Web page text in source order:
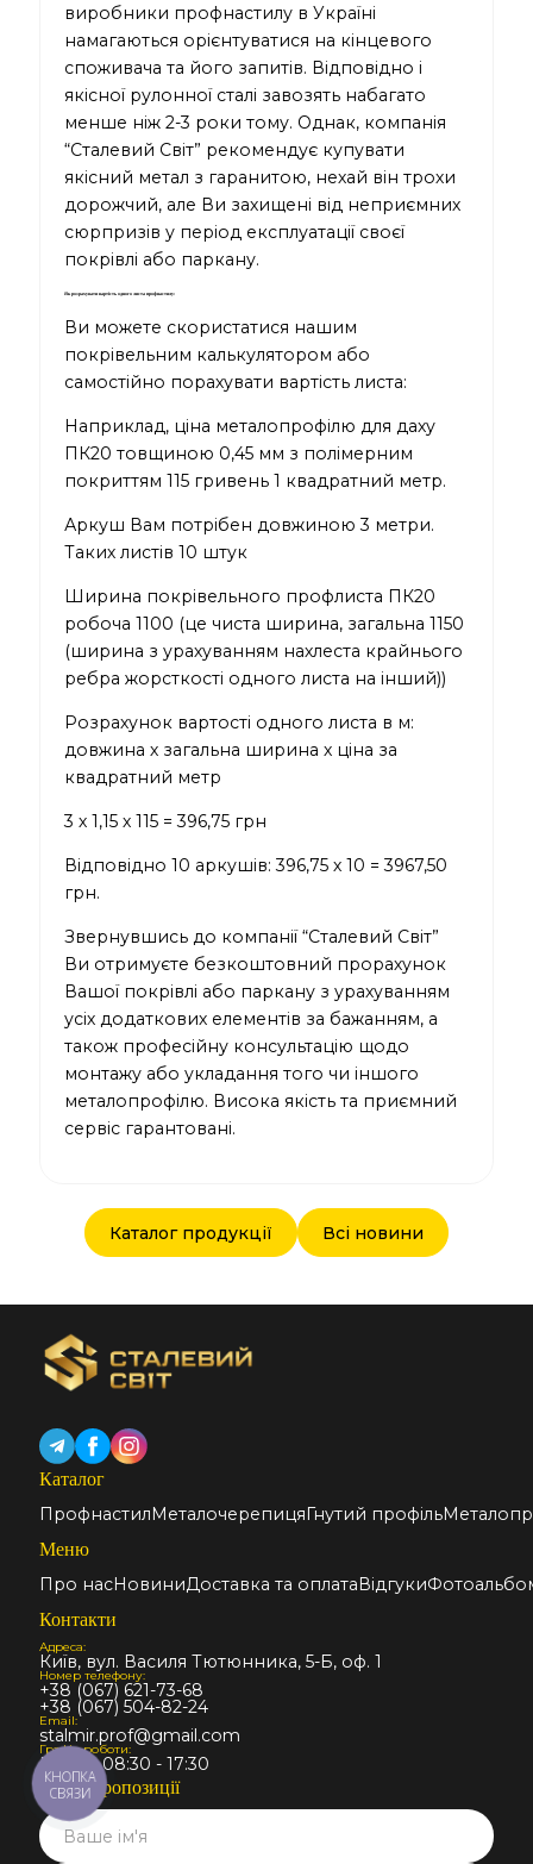
виробники профнастилу в Україні
намагаються орієнтуватися на кінцевого
споживача та його запитів. Відповідно і
якісної рулонної сталі завозять набагато
менше ніж 2-3 роки тому. Однак, компанія
“Сталевий Світ” рекомендує купувати
якісний метал з гаранитою, нехай він трохи
дорожчий, але Ви захищені від неприємних
сюрпризів у період експлуатації своєї
покрівлі або паркану.
Як розрахувати вартість одного листа профнастилу:
Ви можете скористатися нашим
покрівельним калькулятором або
самостійно порахувати вартість листа:
Наприклад, ціна металопрофілю для даху
ПК20 товщиною 0,45 мм з полімерним
покриттям 115 гривень 1 квадратний метр.
Аркуш Вам потрібен довжиною 3 метри.
Таких листів 10 штук
Ширина покрівельного профлиста ПК20
робоча 1100 (це чиста ширина, загальна 1150
(ширина з урахуванням нахлеста крайнього
ребра жорсткості одного листа на інший))
Розрахунок вартості одного листа в м:
довжина х загальна ширина х ціна за
квадратний метр
3 х 1,15 х 115 = 396,75 грн
Відповідно 10 аркушів: 396,75 х 10 = 3967,50
грн.
Звернувшись до компанії “Сталевий Світ”
Ви отримуєте безкоштовний прорахунок
Вашої покрівлі або паркану з урахуванням
усіх додаткових елементів за бажанням, а
також професійну консультацію щодо
монтажу або укладання того чи іншого
металопрофілю. Висока якість та приємний
сервіс гарантовані.
Каталог продукції Всі новини
Каталог
ПрофнастилМеталочерепицяГнутий профіль
Меню
Про насНовиниДоставка та оплатаВідгуки
Контакти
Адреса:
Київ, вул. Василя Тютюнника, 5-Б, оф. 1
Номер телефону:
+38 (067) 621-73-68
+38 (067) 504-82-24
Email:
stalmir.prof@gmail.com
Графік роботи:
Пн-Пт: 08:30 - 17:30
Запит пропозиції
КНОПКА
СВЯЗИ